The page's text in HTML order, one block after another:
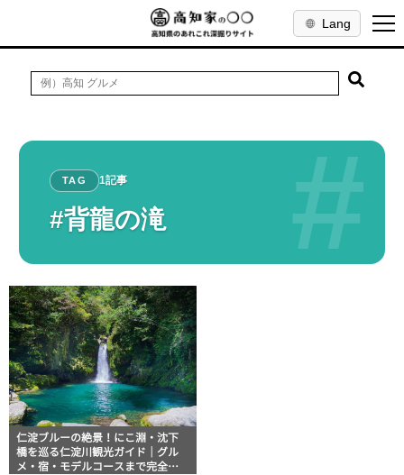
Lang
#
TAG 1記事
#背龍の滝
仁淀ブルーの絶景！にこ淵・沈下
橋を巡る仁淀川観光ガイド｜グル
メ・宿・モデルコースまで完全網